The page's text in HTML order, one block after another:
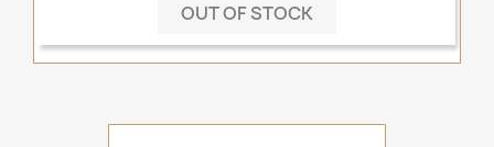
OUT OF STOCK